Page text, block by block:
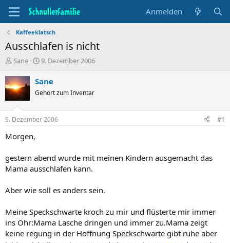
Anmelden
Kaffeeklatsch
Ausschlafen is nicht
T
e
m
e
n
s
t
a
e
r
Sane
B
g
n
d
a
9. Dezember 2006
Sane
Gehört zum Inventar
9. Dezember 2006 #1
Morgen,
gestern abend wurde mit meinen Kindern ausgemacht das
Mama ausschlafen kann.
Aber wie soll es anders sein.
Meine Speckschwarte kroch zu mir und flüsterte mir immer
ins Ohr:Mama Lasche dringen und immer zu.Mama zeigt
keine regung in der Hoffnung Speckschwarte gibt ruhe aber